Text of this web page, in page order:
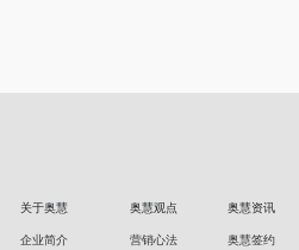
关于奥慧
企业简介
奥慧观点
营销心法
奥慧资讯
奥慧签约